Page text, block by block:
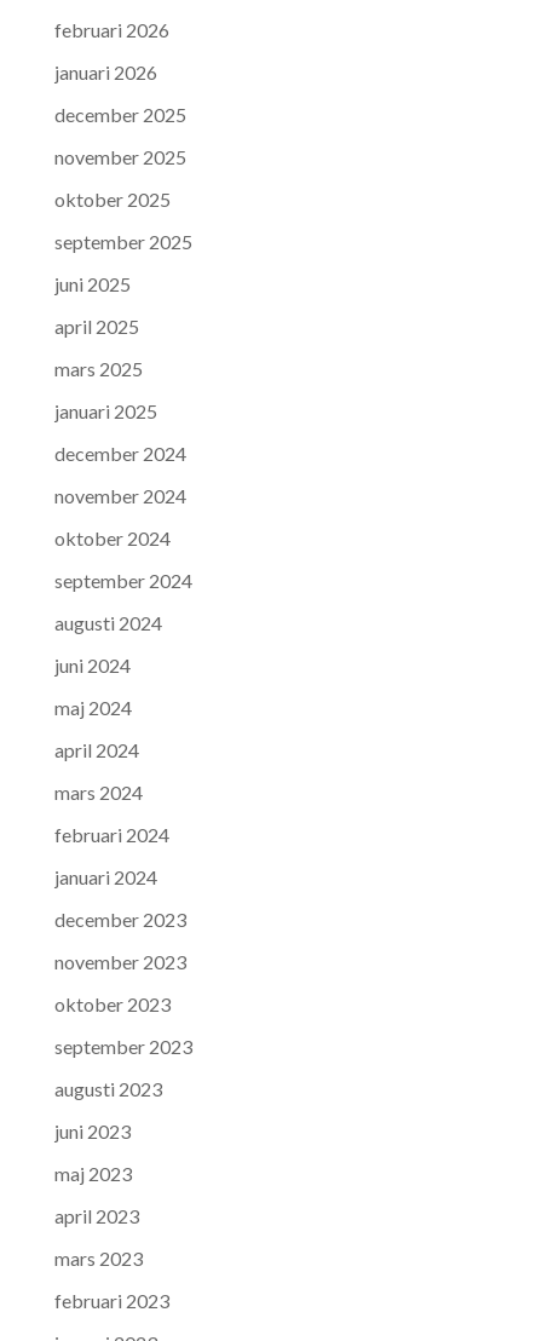
februari 2026
januari 2026
december 2025
november 2025
oktober 2025
september 2025
juni 2025
april 2025
mars 2025
januari 2025
december 2024
november 2024
oktober 2024
september 2024
augusti 2024
juni 2024
maj 2024
april 2024
mars 2024
februari 2024
januari 2024
december 2023
november 2023
oktober 2023
september 2023
augusti 2023
juni 2023
maj 2023
april 2023
mars 2023
februari 2023